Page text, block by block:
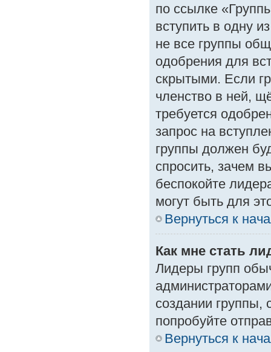
по ссылке
вступить в одну
не все группы
одобрения для
скрытыми. Если
членство в ней,
требуется
запрос на
группы должен
спросить, зачем
беспокойте
могут быть для
Вернуться к
Как мне стать
Лидеры групп
создании группы,
попробуйте
Вернуться к